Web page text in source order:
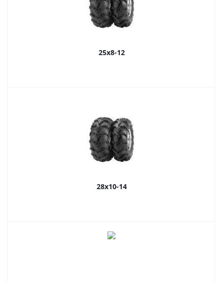
25x8-12
28x10-14